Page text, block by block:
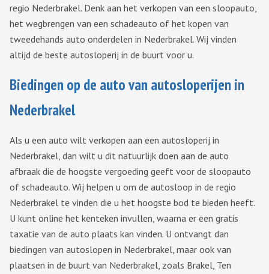
regio Nederbrakel. Denk aan het verkopen van een sloopauto,
het wegbrengen van een schadeauto of het kopen van
tweedehands auto onderdelen in Nederbrakel. Wij vinden
altijd de beste autosloperij in de buurt voor u.
Biedingen op de auto van autosloperijen in
Nederbrakel
Als u een auto wilt verkopen aan een autosloperij in
Nederbrakel, dan wilt u dit natuurlijk doen aan de auto
afbraak die de hoogste vergoeding geeft voor de sloopauto
of schadeauto. Wij helpen u om de autosloop in de regio
Nederbrakel te vinden die u het hoogste bod te bieden heeft.
U kunt online het kenteken invullen, waarna er een gratis
taxatie van de auto plaats kan vinden. U ontvangt dan
biedingen van autoslopen in Nederbrakel, maar ook van
plaatsen in de buurt van Nederbrakel, zoals Brakel, Ten